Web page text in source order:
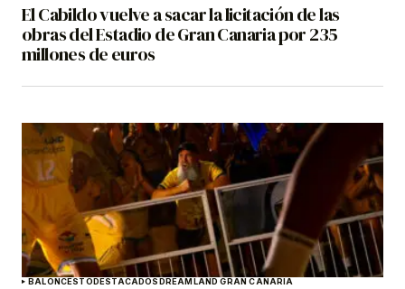
El Cabildo vuelve a sacar la licitación de las
obras del Estadio de Gran Canaria por 235
millones de euros
BALONCESTODESTACADOSDREAMLAND GRAN CANARIA